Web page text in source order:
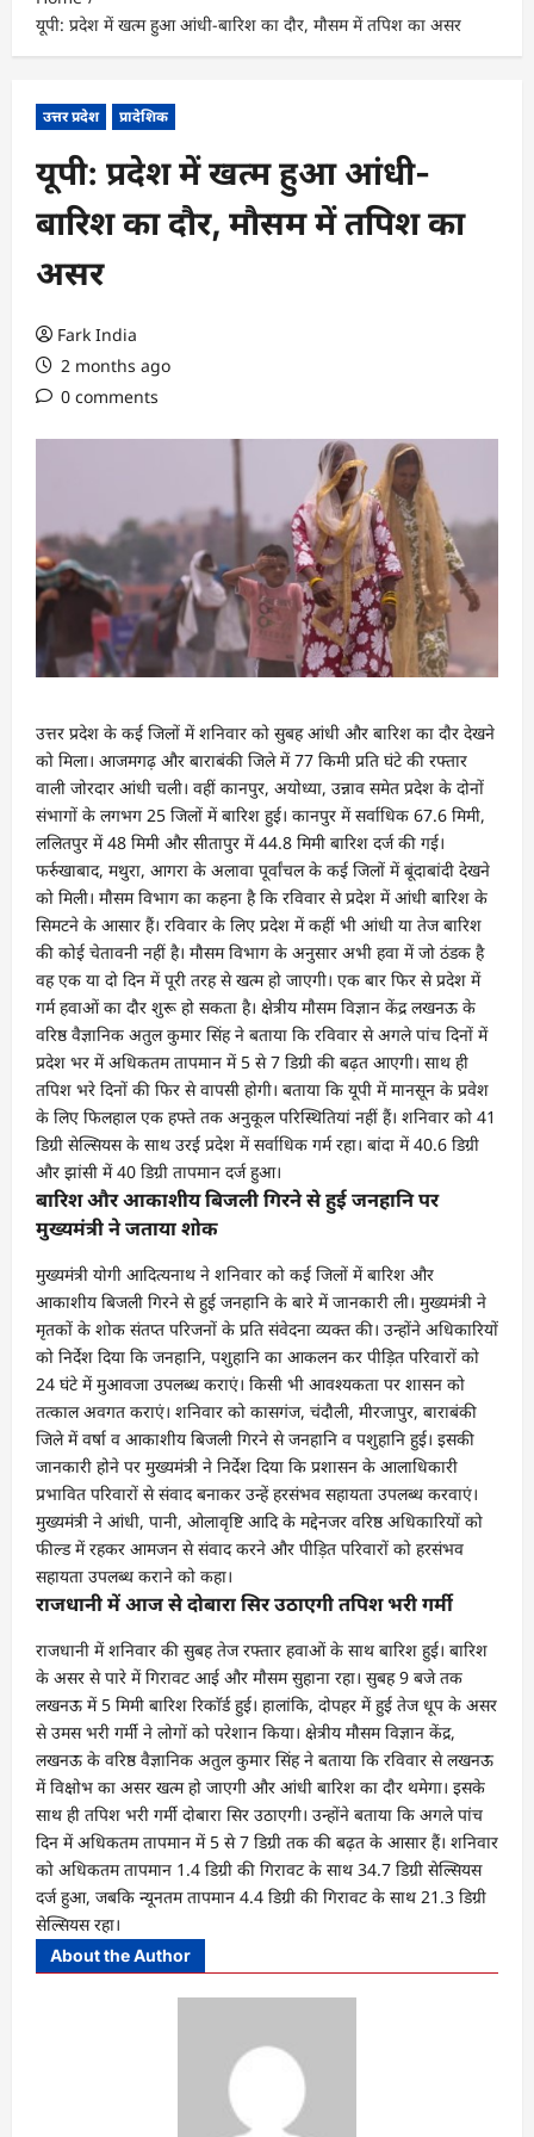
यूपी: प्रदेश में खत्म हुआ आंधी-बारिश का दौर, मौसम में तपिश का असर
उत्तर प्रदेश प्रादेशिक
यूपी: प्रदेश में खत्म हुआ आंधी-
बारिश का दौर, मौसम में तपिश का
असर
Fark India
2 months ago
0 comments
उत्तर प्रदेश के कई जिलों में शनिवार को सुबह आंधी और बारिश का दाैर देखने
को मिला। आजमगढ़ और बाराबंकी जिले में 77 किमी प्रति घंटे की रफ्तार
वाली जोरदार आंधी चली। वहीं कानपुर, अयोध्या, उन्नाव समेत प्रदेश के दोनों
संभागों के लगभग 25 जिलों में बारिश हुई। कानपुर में सर्वाधिक 67.6 मिमी,
ललितपुर में 48 मिमी और सीतापुर में 44.8 मिमी बारिश दर्ज की गई।
फर्रुखाबाद, मथुरा, आगरा के अलावा पूर्वांचल के कई जिलों में बूंदाबांदी देखने
को मिली। माैसम विभाग का कहना है कि रविवार से प्रदेश में आंधी बारिश के
सिमटने के आसार हैं। रविवार के लिए प्रदेश में कहीं भी आंधी या तेज बारिश
की कोई चेतावनी नहीं है। मौसम विभाग के अनुसार अभी हवा में जो ठंडक है
वह एक या दो दिन में पूरी तरह से खत्म हो जाएगी। एक बार फिर से प्रदेश में
गर्म हवाओं का दौर शुरू हो सकता है। क्षेत्रीय माैसम विज्ञान केंद्र लखनऊ के
वरिष्ठ वैज्ञानिक अतुल कुमार सिंह ने बताया कि रविवार से अगले पांच दिनों में
प्रदेश भर में अधिकतम तापमान में 5 से 7 डिग्री की बढ़त आएगी। साथ ही
तपिश भरे दिनों की फिर से वापसी होगी। बताया कि यूपी में मानसून के प्रवेश
के लिए फिलहाल एक हफ्ते तक अनुकूल परिस्थितियां नहीं हैं। शनिवार को 41
डिग्री सेल्सियस के साथ उरई प्रदेश में सर्वाधिक गर्म रहा। बांदा में 40.6 डिग्री
और झांसी में 40 डिग्री तापमान दर्ज हुआ।
बारिश और आकाशीय बिजली गिरने से हुई जनहानि पर
मुख्यमंत्री ने जताया शोक
मुख्यमंत्री योगी आदित्यनाथ ने शनिवार को कई जिलों में बारिश और
आकाशीय बिजली गिरने से हुई जनहानि के बारे में जानकारी ली। मुख्यमंत्री ने
मृतकों के शोक संतप्त परिजनों के प्रति संवेदना व्यक्त की। उन्होंने अधिकारियों
को निर्देश दिया कि जनहानि, पशुहानि का आकलन कर पीड़ित परिवारों को
24 घंटे में मुआवजा उपलब्ध कराएं। किसी भी आवश्यकता पर शासन को
तत्काल अवगत कराएं। शनिवार को कासगंज, चंदौली, मीरजापुर, बाराबंकी
जिले में वर्षा व आकाशीय बिजली गिरने से जनहानि व पशुहानि हुई। इसकी
जानकारी होने पर मुख्यमंत्री ने निर्देश दिया कि प्रशासन के आलाधिकारी
प्रभावित परिवारों से संवाद बनाकर उन्हें हरसंभव सहायता उपलब्ध करवाएं।
मुख्यमंत्री ने आंधी, पानी, ओलावृष्टि आदि के मद्देनजर वरिष्ठ अधिकारियों को
फील्ड में रहकर आमजन से संवाद करने और पीड़ित परिवारों को हरसंभव
सहायता उपलब्ध कराने को कहा।
राजधानी में आज से दोबारा सिर उठाएगी तपिश भरी गर्मी
राजधानी में शनिवार की सुबह तेज रफ्तार हवाओं के साथ बारिश हुई। बारिश
के असर से पारे में गिरावट आई और माैसम सुहाना रहा। सुबह 9 बजे तक
लखनऊ में 5 मिमी बारिश रिकाॅर्ड हुई। हालांकि, दोपहर में हुई तेज धूप के असर
से उमस भरी गर्मी ने लोगों को परेशान किया। क्षेत्रीय मौसम विज्ञान केंद्र,
लखनऊ के वरिष्ठ वैज्ञानिक अतुल कुमार सिंह ने बताया कि रविवार से लखनऊ
में विक्षोभ का असर खत्म हो जाएगी और आंधी बारिश का दाैर थमेगा। इसके
साथ ही तपिश भरी गर्मी दोबारा सिर उठाएगी। उन्होंने बताया कि अगले पांच
दिन में अधिकतम तापमान में 5 से 7 डिग्री तक की बढ़त के आसार हैं। शनिवार
को अधिकतम तापमान 1.4 डिग्री की गिरावट के साथ 34.7 डिग्री सेल्सियस
दर्ज हुआ, जबकि न्यूनतम तापमान 4.4 डिग्री की गिरावट के साथ 21.3 डिग्री
सेल्सियस रहा।
About the Author